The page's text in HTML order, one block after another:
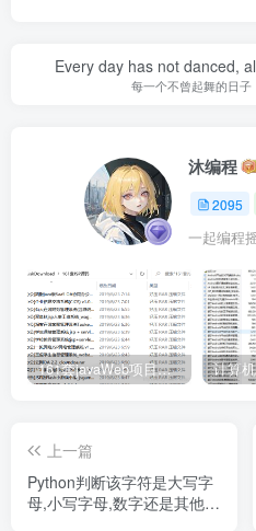
Every day has not danced,
每一个不曾起舞的日
沐编程
2095
一起编程
161套javaWeb项目源码免费分享
上一篇
Python判断该字符是大写字
母,小写字母,数字还是其他字